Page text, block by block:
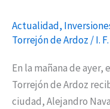
Actualidad,
Torrejón de Ardoz/I.
En la mañana de
Torrejón de Ardoz
ciudad, Alejandro